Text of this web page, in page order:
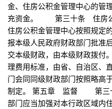
金、住房公积金管理中心的管
充资金。 第三十条 住房公
住房公积金管理中心按照规定
报本级人民政府财政部门批准
交本级财政，由本级财政拨
理费用标准，由省、自治区、
门会同同级财政部门按照略高
制定。 第五章 监督 第三
部门应当加强对本行政区域内